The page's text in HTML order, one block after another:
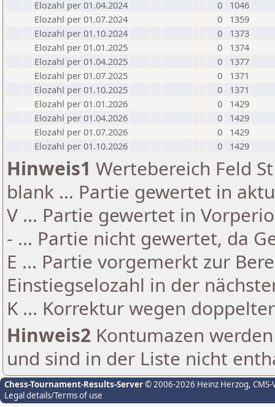
Elozahl per 01.04.2024
0
1046
Elozahl per 01.07.2024
0
1359
Elozahl per 01.10.2024
0
1373
Elozahl per 01.01.2025
0
1374
Elozahl per 01.04.2025
0
1377
Elozahl per 01.07.2025
0
1371
Elozahl per 01.10.2025
0
1371
Elozahl per 01.01.2026
0
1429
Elozahl per 01.04.2026
0
1429
Elozahl per 01.07.2026
0
1429
Elozahl per 01.10.2026
0 1429
Hinweis1 Wertebereich Feld
blank ... Partie gewertet in
V ... Partie gewertet in
- ... Partie nicht gewertet, da
E ... Partie vorgemerkt zur
Einstiegselozahl in der
K ... Korrektur wegen
Hinweis2 Kontumazen
und sind in der Liste nicht
Chess-Tournament-Results-Server© 2006-2026 Heinz Herzog,
Legal details/Terms of use